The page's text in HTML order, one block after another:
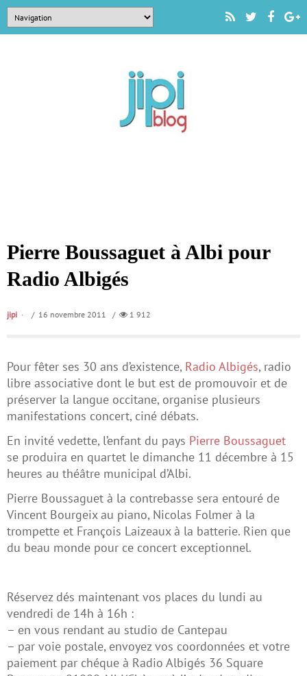
Pierre Boussaguet à Albi pour
Radio Albigés
jipi / 16 novembre 2011 / 1 912
Pour fêter ses 30 ans d’existence, Radio Albigés, radio
libre associative dont le but est de promouvoir et de
préserver la langue occitane, organise plusieurs
manifestations concert, ciné débats.
En invité vedette, l’enfant du pays Pierre Boussaguet
se produira en quartet le dimanche 11 décembre à 15
heures au théâtre municipal d’Albi.
Pierre Boussaguet à la contrebasse sera entouré de
Vincent Bourgeix au piano, Nicolas Folmer à la
trompette et François Laizeaux à la batterie. Rien que
du beau monde pour ce concert exceptionnel.
Réservez dés maintenant vos places du lundi au
vendredi de 14h à 16h :
– en vous rendant au studio de Cantepau
– par voie postale, envoyez vos coordonnées et votre
paiement par chéque à Radio Albigés 36 Square